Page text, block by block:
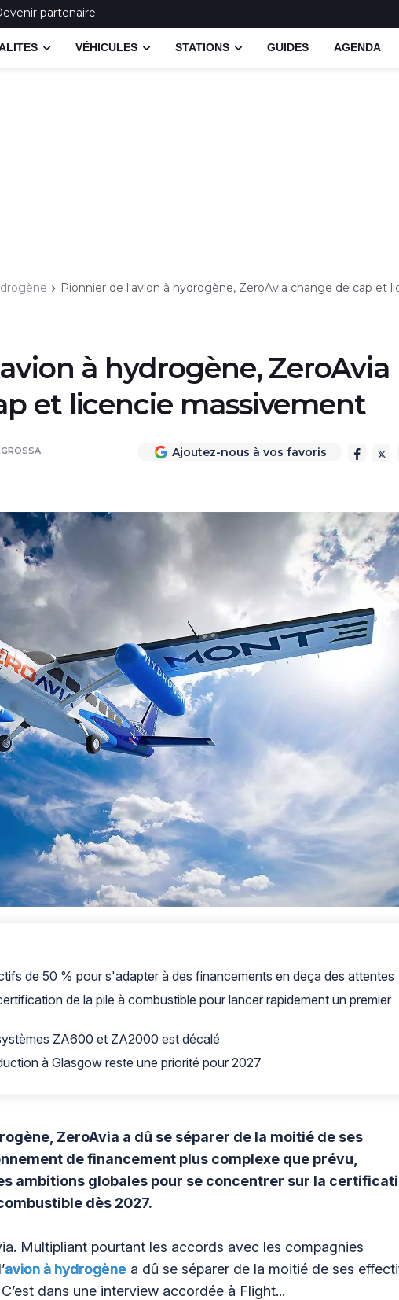
partenaire
VÉHICULES STATIONS GUIDES AGENDA
Pionnier de l'avion à hydrogène, ZeroAvia change de cap et
à hydrogène, ZeroAvia
et licencie massivement
Ajoutez-nous à vos favoris
de 50 % pour s'adapter à des financements en deça des attentes
de la pile à combustible pour lancer rapidement un premier
ZA600 et ZA2000 est décalé
à Glasgow reste une priorité pour 2027
ZeroAvia a dû se séparer de la moitié de ses
de financement plus complexe que prévu,
ambitions globales pour se concentrer sur la
dès 2027.
Multipliant pourtant les accords avec les compagnies
avion à hydrogène a dû se séparer de la moitié de ses
dans une interview accordée à Flight...